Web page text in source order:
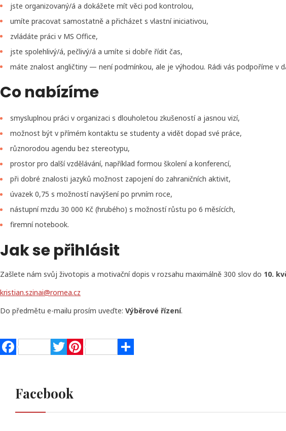
jste organizovaný/á a dokážete mít věci pod kontrolou,
umíte pracovat samostatně a přicházet s vlastní iniciativou,
zvládáte práci v MS Office,
jste spolehlivý/á, pečlivý/á a umíte si dobře řídit čas,
máte znalost angličtiny — není podmínkou, ale je výhodou. Rádi vás podpoříme v
Co nabízíme
smysluplnou práci v organizaci s dlouholetou zkušeností a jasnou vizí,
možnost být v přímém kontaktu se studenty a vidět dopad své práce,
různorodou agendu bez stereotypu,
prostor pro další vzdělávání, například formou školení a konferencí,
při dobré znalosti jazyků možnost zapojení do zahraničních aktivit,
úvazek 0,75 s možností navýšení po prvním roce,
nástupní mzdu 30 000 Kč (hrubého) s možností růstu po 6 měsících,
firemní notebook.
Jak se přihlásit
Zašlete nám svůj životopis a motivační dopis v rozsahu maximálně 300 slov do 10.
kristian.szinai@romea.cz
Do předmětu e-mailu prosím uveďte: Výběrové řízení.
Facebook